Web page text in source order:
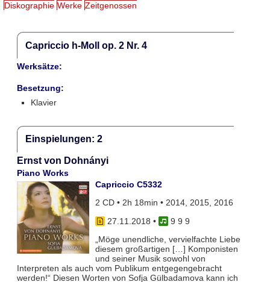
Diskographie Werke Zeitgenossen
Capriccio h-Moll op. 2 Nr. 4
Werksätze:
Besetzung:
Klavier
Einspielungen: 2
Ernst von Dohnányi
Piano Works
Capriccio C5332
2 CD • 2h 18min • 2014, 2015, 2016
27.11.2018 •
9 9 9
„Möge unendliche, vervielfachte Liebe
diesem großartigen […] Komponisten
und seiner Musik sowohl von
Interpreten als auch vom Publikum entgegengebracht
werden!“ Diesen Worten von Sofja Gülbadamova kann ich